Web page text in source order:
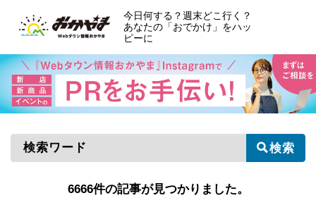
今日何する？週末どこ行く？
あなたの「おでかけ」をハッ
ピーに
検索
6666件の記事が見つかりました。